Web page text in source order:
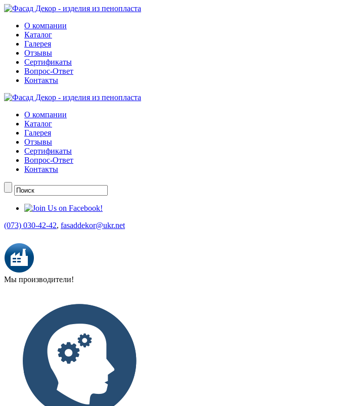
О компании
Каталог
Галерея
Отзывы
Сертификаты
Вопрос-Ответ
Контакты
О компании
Каталог
Галерея
Отзывы
Сертификаты
Вопрос-Ответ
Контакты
(073) 030-42-42, fasaddekor@ukr.net
Мы производители!